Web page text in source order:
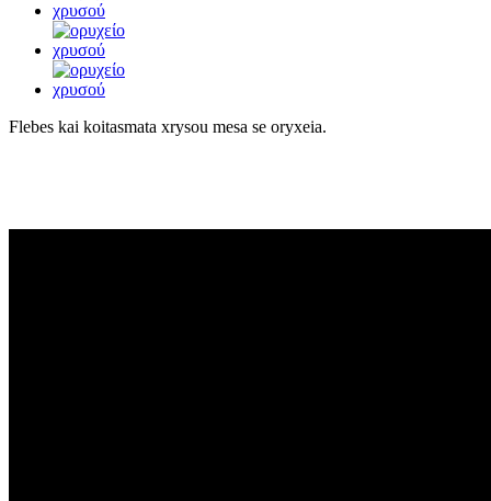
Flebes kai koitasmata xrysou mesa se oryxeia.